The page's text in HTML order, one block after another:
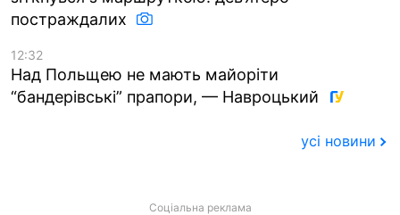
постраждалих
12:32
Над Польщею не мають майоріти
“бандерівські” прапори, — Навроцький
усі новини
Соціальна реклама